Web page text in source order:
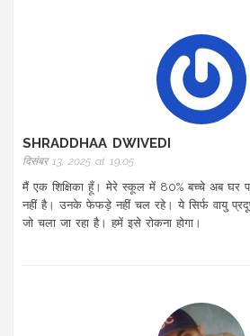
SHRADDHAA DWIVEDI
दिसंबर 13, 2025 at 19:05
मैं एक शिक्षिका हूँ। मेरे स्कूल में 80% बच्चे अब घर
नहीं है। उनके फेफड़े नहीं चल रहे। ये सिर्फ वायु
जो चला जा रहा है। हमें इसे रोकना होगा।